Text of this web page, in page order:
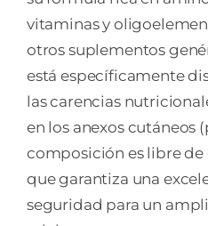
vitaminas y
otros suplementos
está específicamente
las carencias
en los anexos cutáneos
composición es libre de
que garantiza una
seguridad para un